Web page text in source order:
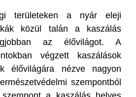
területeken a nyár eleji
közül talán a kaszálás
az élővilágot. A
végzett kaszálások
élővilágára nézve nagyon
szempontból